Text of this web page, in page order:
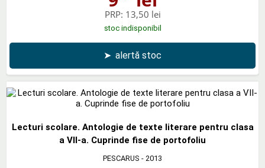
PRP: 13,50 lei
stoc indisponibil
➤ alertă stoc
Lecturi scolare. Antologie de texte literare pentru clasa
a VII-a. Cuprinde fise de portofoliu
PESCARUS - 2013